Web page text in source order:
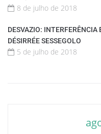
8 de julho de 2018
DESVAZIO: INTERFERÊNCIA
DÉSIRRÉE SESSEGOLO
5 de julho de 2018